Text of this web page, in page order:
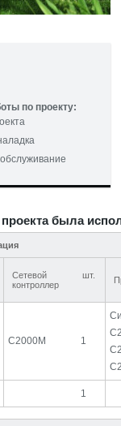
по проекту:
была
Сетевой
контроллер
шт.
С2000М 1
1